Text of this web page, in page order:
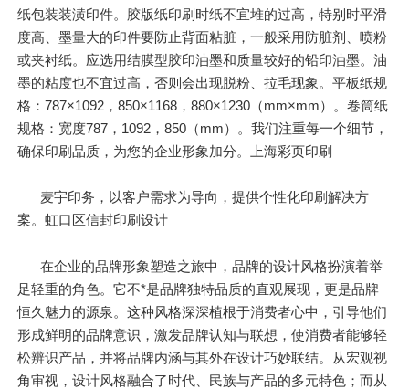
纸包装装潢印件。胶版纸印刷时纸不宜堆的过高，特别时平滑
度高、墨量大的印件要防止背面粘脏，一般采用防脏剂、喷粉
或夹衬纸。应选用结膜型胶印油墨和质量较好的铅印油墨。油
墨的粘度也不宜过高，否则会出现脱粉、拉毛现象。平板纸规
格：787×1092，850×1168，880×1230（mm×mm）。卷筒纸
规格：宽度787，1092，850（mm）。我们注重每一个细节，
确保印刷品质，为您的企业形象加分。上海彩页印刷
麦宇印务，以客户需求为导向，提供个性化印刷解决方
案。虹口区信封印刷设计
在企业的品牌形象塑造之旅中，品牌的设计风格扮演着举
足轻重的角色。它不*是品牌独特品质的直观展现，更是品牌
恒久魅力的源泉。这种风格深深植根于消费者心中，引导他们
形成鲜明的品牌意识，激发品牌认知与联想，使消费者能够轻
松辨识产品，并将品牌内涵与其外在设计巧妙联结。从宏观视
角审视，设计风格融合了时代、民族与产品的多元特色；而从